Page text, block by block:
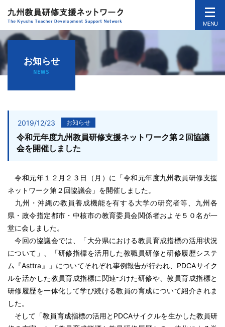
お知らせ
NEWS
2019/12/23 お知らせ
令和元年度九州教員研修支援ネットワーク第２回協議
会を開催しました
令和元年１２月２３日（月）に「令和元年度九州教員研修支援
ネットワーク第２回協議会」を開催しました。
九州・沖縄の教員養成機能を有する大学の研究者等 、九州各
県・政令指定都市・中核市の教育委員会関係者およそ５０名が一
堂に会しました。
今回の協議会では、「大分県における教員育成指標の活用状況
について」、「研修指標を活用した教職員研修と研修履歴システ
ム『Asttra』」についてそれぞれ事例報告が行われ、PDCAサイク
ルを活かした教員育成指標に関連づけた研修や、教員育成指標と
研修履歴を一体化して学び続ける教員の育成について紹介されま
した。
そして「教員育成指標の活用とPDCAサイクルを生かした教員研
MENU